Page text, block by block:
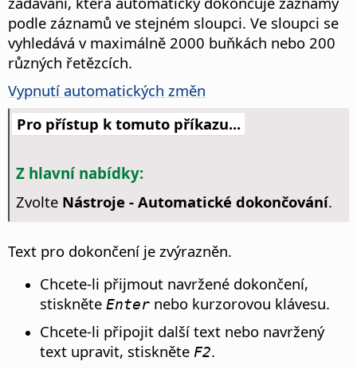
podle záznamů ve stejném sloupci. Ve sloupci se
vyhledává v maximálně 2000 buňkách nebo 200
různých řetězcích.
Vypnutí automatických změn
Pro přístup k tomuto příkazu...
Z hlavní nabídky:
Zvolte Nástroje - Automatické dokončování.
Text pro dokončení je zvýrazněn.
Chcete-li přijmout navržené dokončení,
stiskněte Enter nebo kurzorovou klávesu.
Chcete-li připojit další text nebo navržený
text upravit, stiskněte F2.